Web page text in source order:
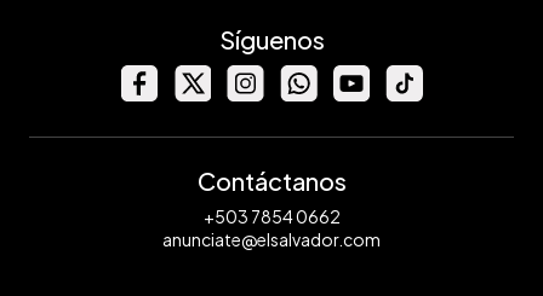
Síguenos
Contáctanos
+503 7854 0662
anunciate@elsalvador.com